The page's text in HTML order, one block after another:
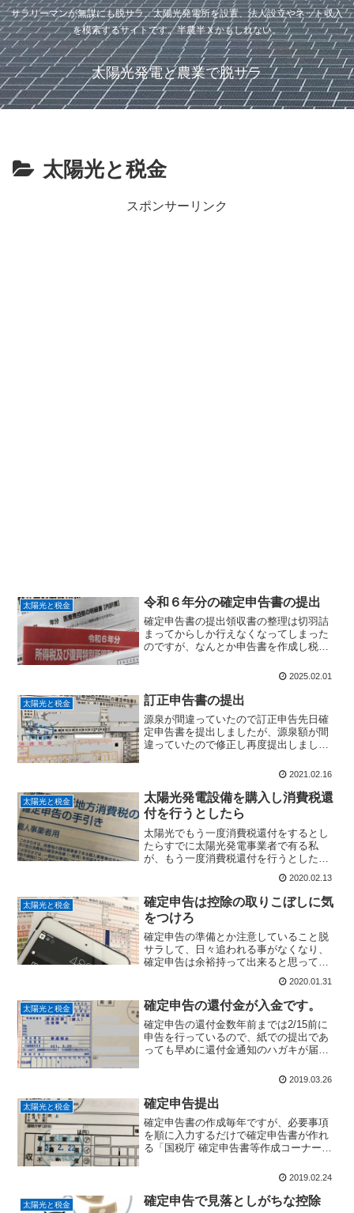
サラリーマンが無謀にも脱サラ、太陽光発電所を設置、法人設立やネット収入
を模索するサイトです。半農半Ｘかもしれない。
太陽光発電と農業で脱サラ
太陽光と税金
スポンサーリンク
太陽光と税金 令和６年分の確定申告書の提出
確定申告書の提出領収書の整理は切羽詰
まってからしか行えなくなってしまった
のですが、なんとか申告書を作成し税務
ら株式投資の特定口座年間取引報告書は
要なので申告書もすっ...
2025.02.01
太陽光と税金 訂正申告書の提出
源泉が間違っていたので訂正申告先日確
定申告書を提出しましたが、源泉額が間
違っていたので修正し再度提出しまし
イラに過失は有りませんが後々トラブル
告！！そして、今回提出した申告...
2021.02.16
太陽光と税金
太陽光発電設備を購入し消費税還
付を行うとしたら
太陽光でもう一度消費税還付をするとし
たらすでに太陽光発電事業者で有る私
が、もう一度消費税還付を行うとした
者をいったり来たり太陽光発電設備 税
込み1400～1500万程度 １基車を購入す
る可能性も有る今後、...
2020.02.13
太陽光と税金
確定申告は控除の取りこぼしに気
をつけろ
確定申告の準備とか注意していること脱
サラして、日々追われる事がなくなり、
確定申告は余裕持って出来ると思ってい
ましたが、明日でも出来るという甘えか
ら結局、１月から領収書の整理を始める
ことになりました。今日現在でほぼ終了
ですが、忙しいサラリーマ...
2020.01.31
太陽光と税金 確定申告の還付金が入金です。
確定申告の還付金数年前までは2/15前に
申告を行っているので、紙での提出であ
っても早めに還付金通知のハガキが届く
巻き込まれたのであろう。って思ったが
署で受付後に...
2019.03.26
太陽光と税金 確定申告提出
確定申告書の作成毎年ですが、必要事項
を順に入力するだけで確定申告書が作れ
る「国税庁 確定申告書等作成コーナー」
が練れて来たので以前よりもわかりやす
た。でも、ちょっとだけ気...
2019.02.24
太陽光と税金 確定申告で見落としがちな控除